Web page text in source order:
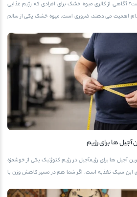
آگاهی از کالری میوه خشک برای افرادی که رژیم غذایی
اهمیت می دهند، ضروری است. میوه خشک یکی از سالم
قصد داریم بررسی کنیم هر نوع میوه خشک چقدر کالری
تازه است، و کدام گزینه ها برای رژیم لاغری یا ورزشکاران
به شما خواهیم گفت چگونه می توانید میوه خشک سالم،
آفتابگرم تهیه کنید.چرا کالری میوه خشک بیشتر از میوه تازه
تبخیر آب موجود در میوه می شود و در نتیجه، مواد مغذی
آجیل ها برای رژیم
آجیل ها برای رژیمآجیل در رژیم کتوژنیک یکی از خوشمزه
این سبک تغذیه است. اگر شما هم در مسیر کاهش وزن یا